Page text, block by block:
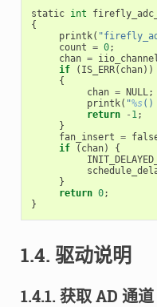
static int
{
printk(
count = 0;
chan =
if
( IS_ERR( chan))
{
chan = NULL;
printk( "%s()
return
- 1;
}
fan_insert =
if
( chan)
{
}
return 0;
}
1.4. 驱动说明
1.4.1. 获取 AD 通道